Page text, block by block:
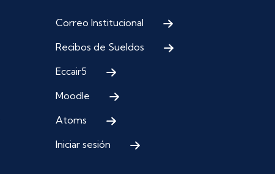
Correo Institucional
Recibos de Sueldos
Eccair5
Moodle
Atoms
Iniciar sesión